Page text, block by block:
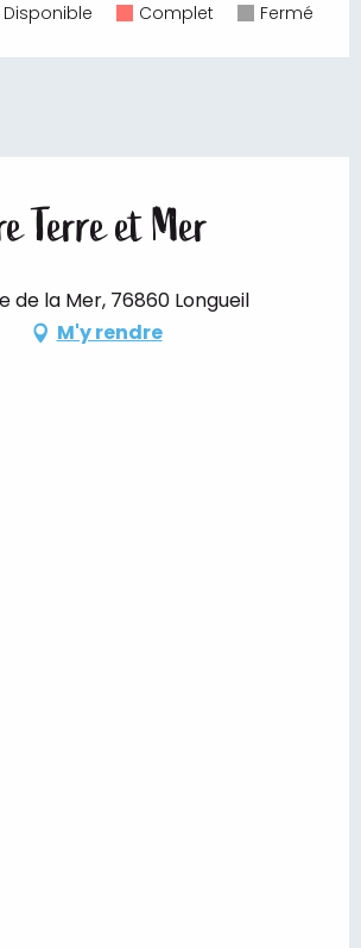
Disponible Complet Fermé
Terre et Mer
de la Mer, 76860 Longueil
M'y rendre